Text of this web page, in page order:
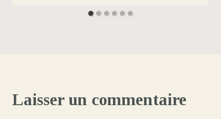
Laisser un commentaire